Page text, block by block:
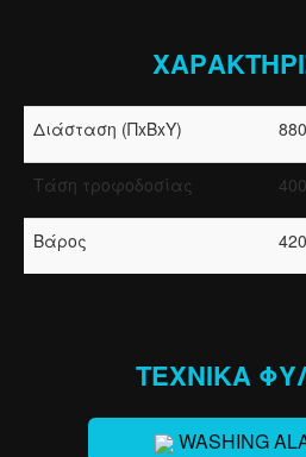
Διάσταση (ΠxΒxΥ)
Τάση τροφοδοσίας
Βάρος 420
ΤΕΧΝΙΚΑ
WASHING